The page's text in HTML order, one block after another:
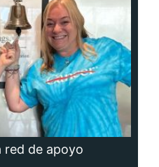
red de apoyo